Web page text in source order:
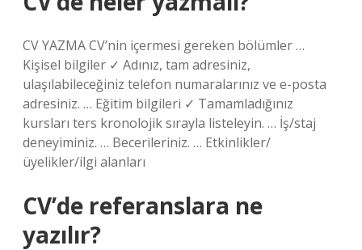
CV YAZMA CV’nin içermesi gereken bölümler …
Kişisel bilgiler ✓ Adınız, tam adresiniz,
ulaşılabileceğiniz telefon numaralarınız ve e-posta
adresiniz. … Eğitim bilgileri ✓ Tamamladığınız
kursları ters kronolojik sırayla listeleyin. … İş/staj
deneyiminiz. … Becerileriniz. … Etkinlikler/
üyelikler/ilgi alanları
CV’de referanslara ne
yazılır?